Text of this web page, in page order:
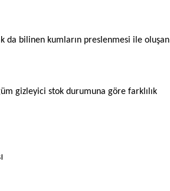
da bilinen kumların preslenmesi ile oluşan
gizleyici stok durumuna göre farklılık